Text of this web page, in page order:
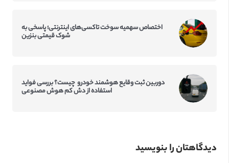
اختصاص سهمیه سوخت تاکسی‌‌های اینترنتی؛ پاسخی به
شوک قیمتی بنزین
دوربین ثبت وقایع هوشمند خودرو چیست؟ بررسی فواید
استفاده از دش کم‌ هوش مصنوعی
دیدگاهتان را بنویسید